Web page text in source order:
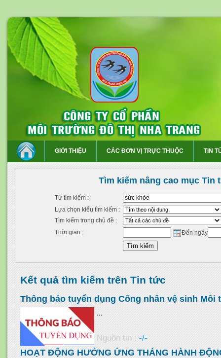
GIỚI THIỆU CÁC ĐƠN VỊ TRỰC THUỘC TIN
Tìm kiếm nâng cao mục Tin
Từ tìm kiếm :
Lựa chọn kiểu tìm kiếm :
Tìm kiếm trong chủ đề :
Thời gian :
Đến ngày
Kết quả tìm kiếm trên Tin tức
Thông báo tuyển dụng Công nhân vệ sinh Môi
...
Nguồn tin : -/-
HOẠT ĐỘNG HƯỞNG ỨNG THÁNG HÀNH